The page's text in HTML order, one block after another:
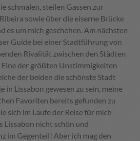
schmalen, steilen Gassen zur
sowie über die eiserne Brücke
es um mich geschehen. Am nächsten
Guide bei einer Stadtführung von
Rivalität zwischen den Städten
der größten Unstimmigkeiten
der beiden die schönste Stadt
in Lissabon gewesen zu sein, meine
Favoriten bereits gefunden zu
sich im Laufe der Reise für mich
Lissabon nicht schön und
im Gegenteil! Aber ich mag den